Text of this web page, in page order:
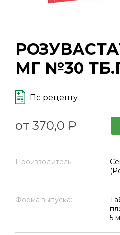
МГ №30
По рецепту
от 370,0 ₽
Производитель:
Форма выпуска:
5